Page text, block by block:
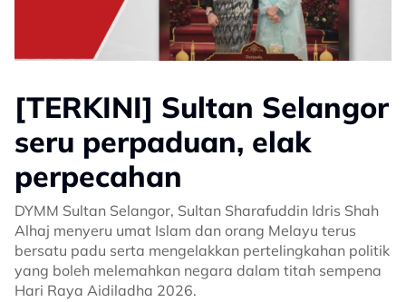
[TERKINI] Sultan Selangor
seru perpaduan, elak
perpecahan
DYMM Sultan Selangor, Sultan Sharafuddin Idris Shah
Alhaj menyeru umat Islam dan orang Melayu terus
bersatu padu serta mengelakkan pertelingkahan politik
yang boleh melemahkan negara dalam titah sempena
Hari Raya Aidiladha 2026.